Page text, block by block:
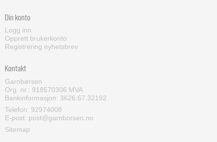
Din konto
Logg inn
Opprett brukerkonto
Registrering nyhetsbrev
Kontakt
Garnbørsen
Org. nr.: 918570306 MVA
Bankinformasjon: 3626.67.32192
Telefon: 92974008
E-post: post@garnborsen.no
Sitemap